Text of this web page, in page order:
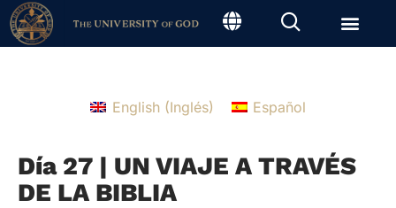
English(Inglés) Español
Día 27 | UN VIAJE A TRAVÉS
DE LA BIBLIA